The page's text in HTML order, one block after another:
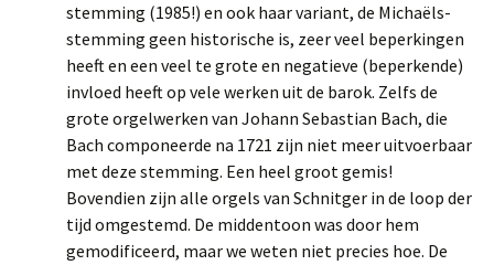
stemming (1985!) en ook haar variant, de Michaëls-
stemming geen historische is, zeer veel beperkingen
heeft en een veel te grote en negatieve (beperkende)
invloed heeft op vele werken uit de barok. Zelfs de
grote orgelwerken van Johann Sebastian Bach, die
Bach componeerde na 1721 zijn niet meer uitvoerbaar
met deze stemming. Een heel groot gemis!
Bovendien zijn alle orgels van Schnitger in de loop der
tijd omgestemd. De middentoon was door hem
gemodificeerd, maar we weten niet precies hoe. De